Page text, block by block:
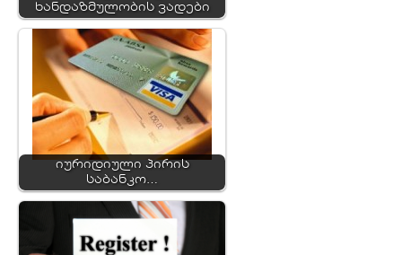
ხანდაზმულობის ვადები
იურიდიული პირის
საბანკო…